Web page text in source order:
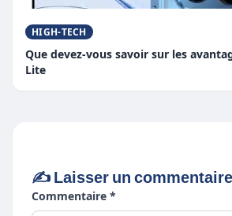
HIGH-TECH
Que devez-vous savoir sur les
Lite
✍️ Laisser un commentaire
Commentaire *